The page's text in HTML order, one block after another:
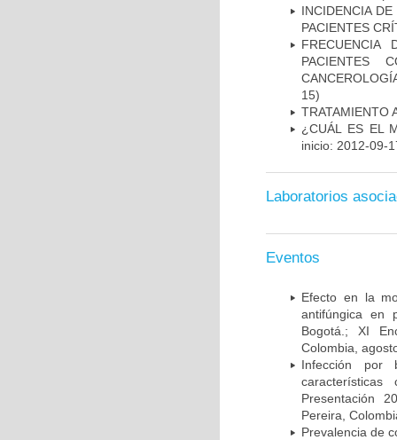
INCIDENCIA
PACIENTES
FRECUENCIA
PACIENTES
15)
TRATAMIENTO
¿CUÁL ES EL
inicio: 2012-09-
Laboratorios
Eventos
Efecto en la
antifúngica en
Bogotá.; XI
Colombia,
Infección por
Presentación
Pereira,
Prevalencia de